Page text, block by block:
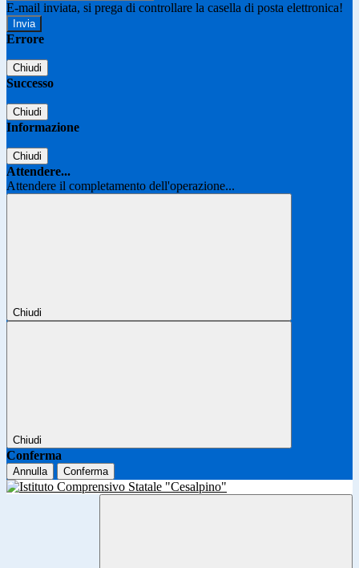
E-mail inviata, si prega di controllare la casella di posta elettronica!
Errore
Chiudi
Successo
Chiudi
Informazione
Chiudi
Attendere...
Attendere il completamento dell'operazione...
Chiudi
Chiudi
Conferma
Annulla Conferma